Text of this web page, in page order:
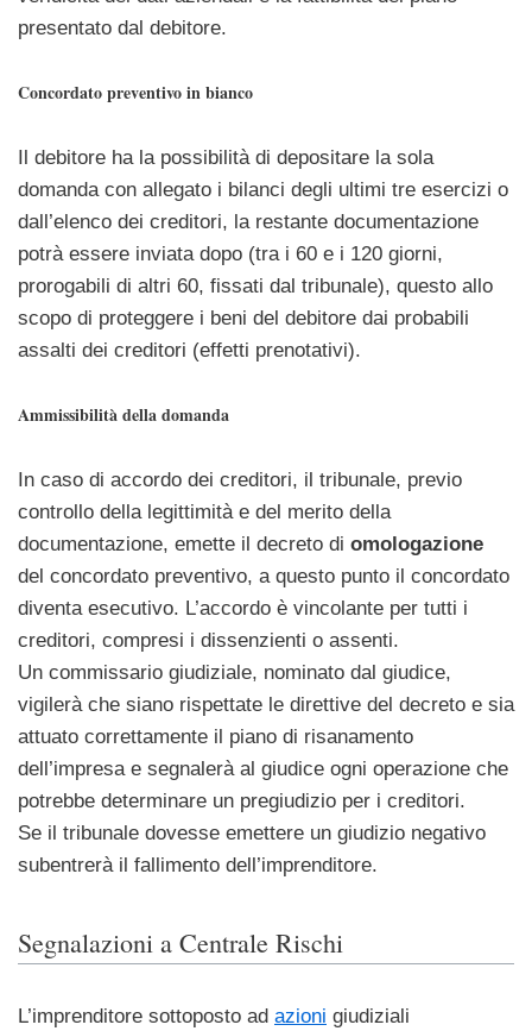
presentato dal debitore.
Concordato preventivo in bianco
Il debitore ha la possibilità di depositare la sola
domanda con allegato i bilanci degli ultimi tre esercizi o
dall’elenco dei creditori, la restante documentazione
potrà essere inviata dopo (tra i 60 e i 120 giorni,
prorogabili di altri 60, fissati dal tribunale), questo allo
scopo di proteggere i beni del debitore dai probabili
assalti dei creditori (effetti prenotativi).
Ammissibilità della domanda
In caso di accordo dei creditori, il tribunale, previo
controllo della legittimità e del merito della
documentazione, emette il decreto di omologazione
del concordato preventivo, a questo punto il concordato
diventa esecutivo. L’accordo è vincolante per tutti i
creditori, compresi i dissenzienti o assenti.
Un commissario giudiziale, nominato dal giudice,
vigilerà che siano rispettate le direttive del decreto e sia
attuato correttamente il piano di risanamento
dell’impresa e segnalerà al giudice ogni operazione che
potrebbe determinare un pregiudizio per i creditori.
Se il tribunale dovesse emettere un giudizio negativo
subentrerà il fallimento dell’imprenditore.
Segnalazioni a Centrale Rischi
L’imprenditore sottoposto ad azioni giudiziali